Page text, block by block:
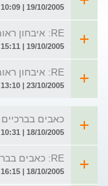
19/10/2005 | 10:09 | מאת: דני לא רופא ולא מטפל
RE: איבחון ראומאטיזם
19/10/2005 | 15:11 | מאת: חיפאית
RE: איבחון ראומאטיזם
23/10/2005 | 13:10 | מאת:
כאבים בברכיים
18/10/2005 | 10:31 | מאת: אב
RE: כאבים בברכיים
18/10/2005 | 16:15 | מאת: דני לא רופא ולא מטפל